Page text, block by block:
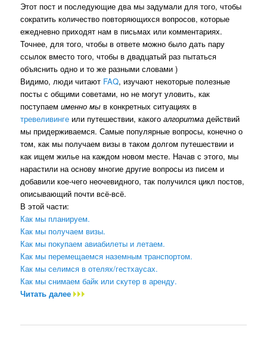
Этот пост и последующие два мы задумали для того, чтобы
сократить количество повторяющихся вопросов, которые
ежедневно приходят нам в письмах или комментариях.
Точнее, для того, чтобы в ответе можно было дать пару
ссылок вместо того, чтобы в двадцатый раз пытаться
объяснить одно и то же разными словами )
Видимо, люди читают FAQ, изучают некоторые полезные
посты с общими советами, но не могут уловить, как
поступаемименно мы в конкретных ситуациях в
тревеливинге или путешествии, какогоалгоритма действий
мы придерживаемся. Самые популярные вопросы, конечно о
том, как мы получаем визы в таком долгом путешествии и
как ищем жилье на каждом новом месте. Начав с этого, мы
нарастили на основу многие другие вопросы из писем и
добавили кое-чего неочевидного, так получился цикл постов,
описывающий почти всё-всё.
В этой части:
Как мы планируем.
Как мы получаем визы.
Как мы покупаем авиабилеты и летаем.
Как мы перемещаемся наземным транспортом.
Как мы селимся в отелях/гестхаусах.
Как мы снимаем байк или скутер в аренду.
Читать далее